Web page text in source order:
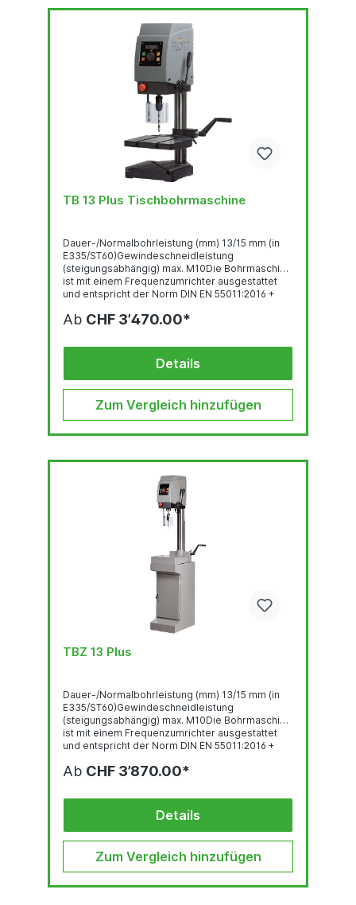
TB 13 Plus Tischbohrmaschine
Dauer-/Normalbohrleistung (mm) 13/15 mm (in
E335/ST60)Gewindeschneidleistung
(steigungsabhängig) max. M10Die Bohrmaschine
ist mit einem Frequenzumrichter ausgestattet
und entspricht der Norm DIN EN 55011:2016 +
und Sonderausstattung und Zubehör.
OLED-Display Robuste, qualitativ hochwertige
Bohrkopf-Haube mit ergonomisch...
Ab CHF 3’470.00*
Details
Zum Vergleich hinzufügen
TBZ 13 Plus
Dauer-/Normalbohrleistung (mm) 13/15 mm (in
E335/ST60)Gewindeschneidleistung
(steigungsabhängig) max. M10Die Bohrmaschine
ist mit einem Frequenzumrichter ausgestattet
und entspricht der Norm DIN EN 55011:2016 +
und Sonderausstattung und
el mit OLED-DisplayRobuste, qualitativ
hochwertige Bohrkopf-Haube mit ergonomisch
Ab CHF 3’870.00*
Details
Zum Vergleich hinzufügen